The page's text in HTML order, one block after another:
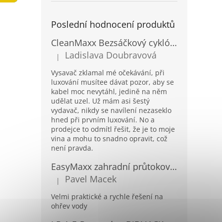
Poslední hodnocení produktů
CleanMaxx Bezsáčkový cyklónový podlahový vysavač BCV-19133
Hodnocení produktu je 2 z 5 hvězdiček.
| Ladislava Doubravová
Vysavač zklamal mé očekávání, při
luxování musítee dávat pozor, aby se
kabel moc nevytáhl, jedině na něm
udělat uzel. Už mám asi šestý
vydavač, nikdy se navílení nezaseklo
hned při prvním luxování. No a
prodejce to odmítl řešit, že je to moje
vina a mohu to snadno opravit, což
není pravda.
EasyMaxx zahradní průtokový ohřívač vody 04900
Hodnocení produktu je 5 z 5 hvězdiček.
| Pavel Macek
Velmi praktické a rychle řešení na
ohřev vody